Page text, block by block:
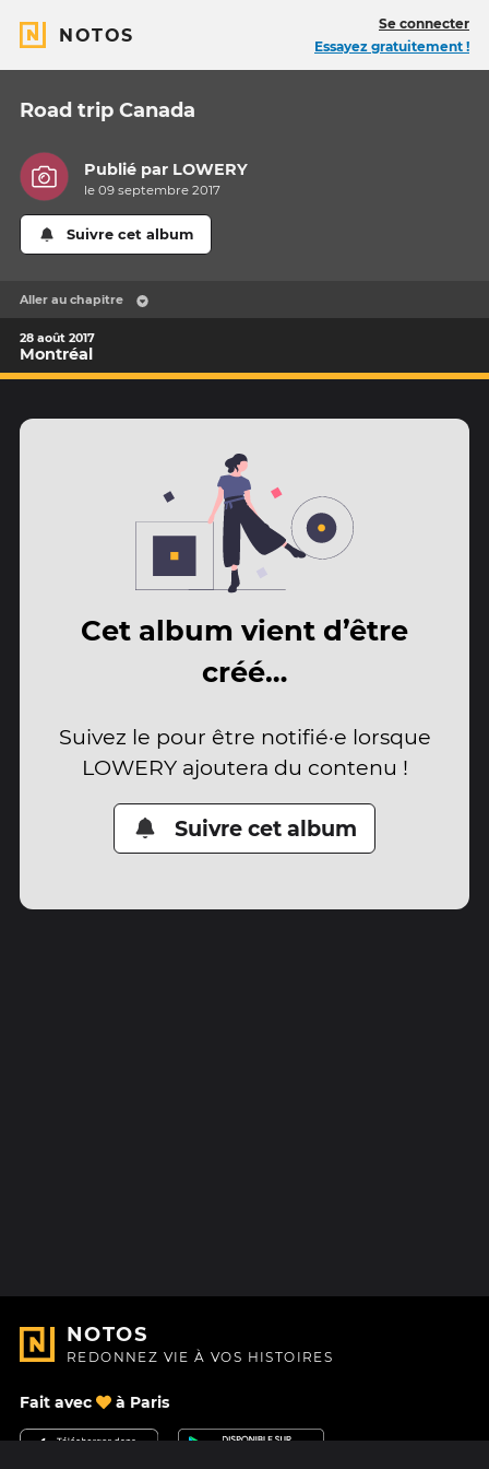
NOTOS
Se connecter
Essayez gratuitement !
Road trip Canada
Publié par LOWERY
le 09 septembre 2017
Suivre cet album
Aller au chapitre
28 août 2017
Montréal
Cet album vient d’être
créé…
Suivez le pour être notifié·e lorsque
LOWERY ajoutera du contenu !
Suivre cet album
NOTOS
REDONNEZ VIE À VOS HISTOIRES
Fait avec à Paris